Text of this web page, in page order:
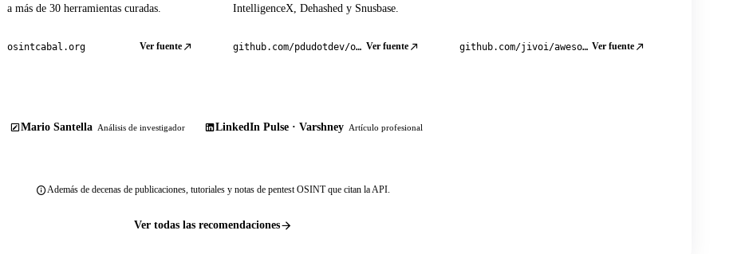
a más de 30 herramientas curadas.
osintcabal.org Ver fuente
IntelligenceX, Dehashed y Snusbase.
github.com/pdudotdev/ofm Ver fuente github.com/jivoi/awesome-osint Ver fuente
Mario Santella Análisis de investigador LinkedIn Pulse · Varshney Artículo profesional
Además de decenas de publicaciones, tutoriales y notas de pentest OSINT que citan la API.
Ver todas las recomendaciones